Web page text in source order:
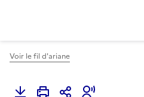
Voir le fil d'ariane